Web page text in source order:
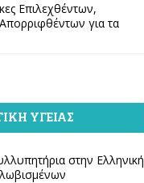
Επιλεχθέντων,
για τα
ΥΓΕΊΑΣ
στην Ελληνική